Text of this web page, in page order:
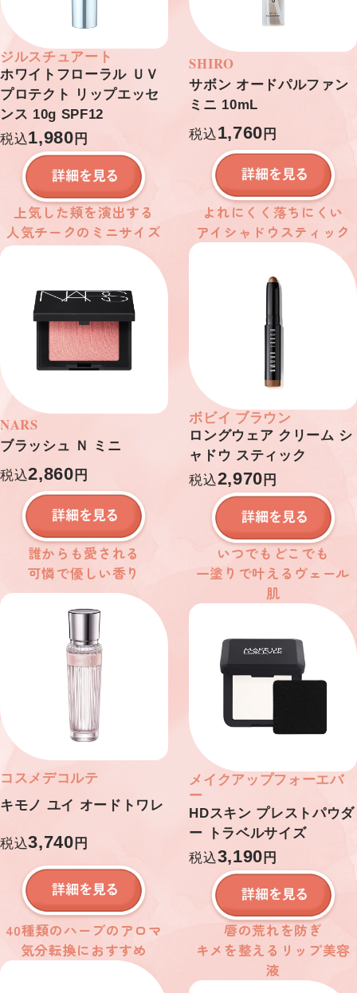
ジルスチュアート
ホワイトフローラル ＵＶ
プロテクト リップエッセ
ンス 10g SPF12
税込1,980 円
SHIRO
サボン オードパルファン
ミニ 10mL
税込1,760 円
上気した頬を演出する
人気チークのミニサイズ
NARS
ブラッシュ Ｎ ミニ
税込2,860 円
よれにくく落ちにくい
アイシャドウスティック
ボビイ ブラウン
ロングウェア クリーム シ
ャドウ スティック
税込2,970 円
誰からも愛される
可憐で優しい香り
コスメデコルテ
キモノ ユイ オードトワレ
税込3,740 円
いつでもどこでも
一塗りで叶えるヴェール
肌
メイクアップフォーエバ
ー
HDスキン プレストパウダ
ー トラベルサイズ
税込3,190 円
40種類のハーブのアロマ
気分転換におすすめ
唇の荒れを防ぎ
キメを整えるリップ美容
液